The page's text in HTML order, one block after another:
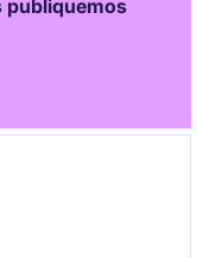
publiquemos